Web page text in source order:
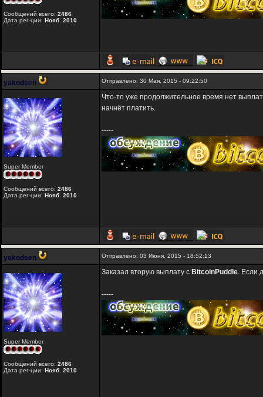
Сообщений всего: 2486
Дата рег-ции: Нояб. 2010
yakodsen Отправлено: 30 Мая, 2015 - 09:22:50
Super Member
Сообщений всего: 2486
Дата рег-ции: Нояб. 2010
Что-то уже продолжительное время нет
начнёт платить.
-----
yakodsen Отправлено: 03 Июня, 2015 - 18:52:13
Super Member
Сообщений всего: 2486
Дата рег-ции: Нояб. 2010
Заказал вторую выплату с BitcoinPuddle. Если
-----